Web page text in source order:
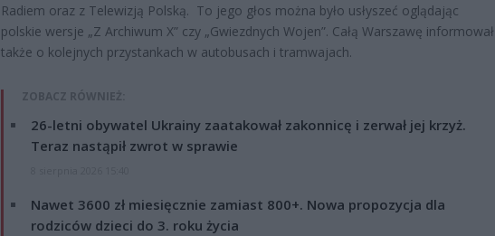
Radiem oraz z Telewizją Polską. To jego głos można było usłyszeć oglądając
polskie wersje „Z Archiwum X” czy „Gwiezdnych Wojen”. Całą Warszawę informował
także o kolejnych przystankach w autobusach i tramwajach.
ZOBACZ RÓWNIEŻ:
26-letni obywatel Ukrainy zaatakował zakonnicę i zerwał jej krzyż.
Teraz nastąpił zwrot w sprawie
Nawet 3600 zł miesięcznie zamiast 800+. Nowa propozycja dla
rodziców dzieci do 3. roku życia